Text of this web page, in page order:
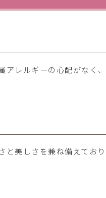
レルギーの心配がなく
美しさを兼ね備えてお